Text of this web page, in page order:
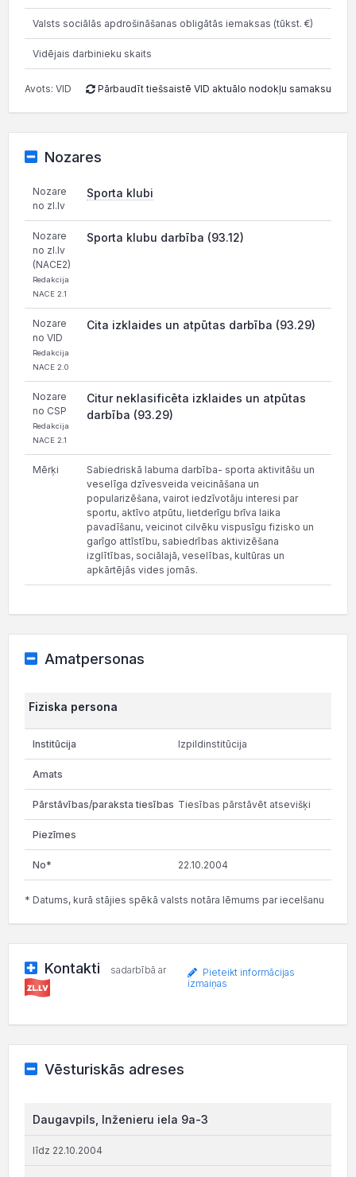
Valsts sociālās apdrošināšanas obligātās iemaksas (tūkst. €)
Vidējais darbinieku skaits
Avots: VID Pārbaudīt tiešsaistē VID aktuālo nodokļu samaksu
Nozares
Nozare
no zl.lv
Sporta klubi
Nozare
no zl.lv
(NACE2)
Redakcija
NACE 2.1
Sporta klubu darbība (93.12)
Nozare
no VID
Redakcija
NACE 2.0
Cita izklaides un atpūtas darbība (93.29)
Nozare
no CSP
Redakcija
NACE 2.1
Citur neklasificēta izklaides un atpūtas
darbība (93.29)
Mērķi
Sabiedriskā labuma darbība- sporta aktivitāšu un
veselīga dzīvesveida veicināšana un
popularizēšana, vairot iedzīvotāju interesi par
sportu, aktīvo atpūtu, lietderīgu brīva laika
pavadīšanu, veicinot cilvēku vispusīgu fizisko un
garīgo attīstību, sabiedrības aktivizēšana
izglītības, sociālajā, veselības, kultūras un
apkārtējās vides jomās.
Amatpersonas
Fiziska persona
Izpildinstitūcija
Tiesības pārstāvēt atsevišķi
22.10.2004
* Datums, kurā stājies spēkā valsts notāra lēmums par iecelšanu
Kontakti sadarbībā ar
Pieteikt informācijas
izmaiņas
Vēsturiskās adreses
Daugavpils, Inženieru iela 9a-3
līdz 22.10.2004